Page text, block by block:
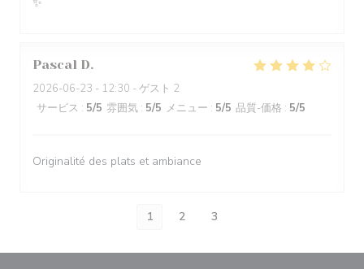
Pascal D
2026-06-23 - 12:30 - ゲスト 2
サービス : 5/5 雰囲気 : 5/5 メニュー : 5/5 品質-価格 : 5/5
Originalité des plats et ambiance
1 2 3